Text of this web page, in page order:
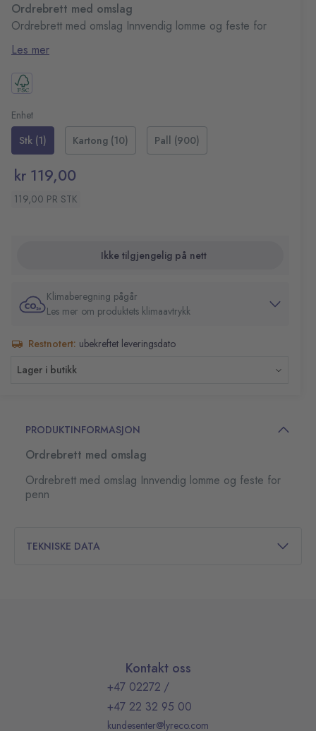
Ordrebrett med omslag
Ordrebrett med omslag Innvendig lomme og feste for
penn
Les mer
Enhet
Stk (1)
Kartong (10) Pall (900)
kr 119,00
119,00 PR STK
Ikke tilgjengelig på nett
Klimaberegning pågår
Les mer om produktets klimaavtrykk
Restnotert: ubekreftet leveringsdato
Lager i butikk
PRODUKTINFORMASJON
Ordrebrett med omslag
Ordrebrett med omslag Innvendig lomme og feste for
penn
TEKNISKE DATA
Kontakt oss
+47 02272 /
+47 22 32 95 00
kundesenter@lyreco.com